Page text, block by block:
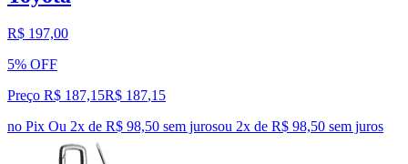
R$ 197,00
5% OFF
Preço R$ 187,15R$ 187,15
no Pix Ou 2x de R$ 98,50 sem jurosou 2x de R$ 98,50 sem juros